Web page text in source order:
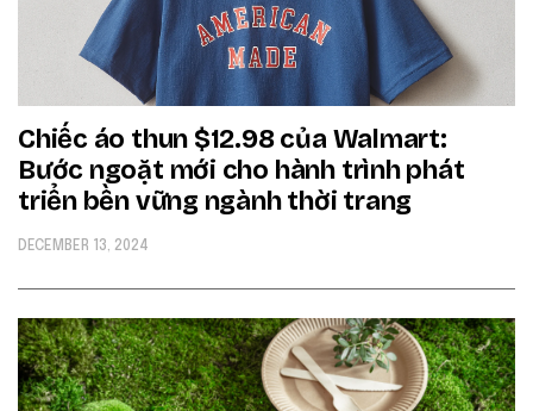
Chiếc áo thun $12.98 của Walmart:
Bước ngoặt mới cho hành trình phát
triển bền vững ngành thời trang
DECEMBER 13, 2024